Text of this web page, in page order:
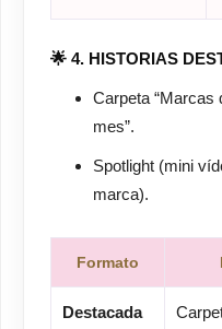
🌟 4. HISTORIAS
Carpeta “Marcas
mes”.
Spotlight (mini
marca).
Formato
Destacada